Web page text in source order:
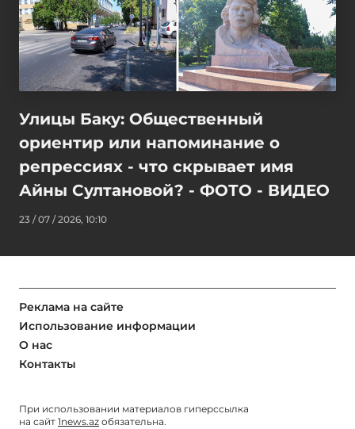
Улицы Баку: Общественный
ориентир или напоминание о
репрессиях - что скрывает имя
Айны Султановой? - ФОТО - ВИДЕО
23 / 07 / 2026, 10:10
Реклама на сайте
Использование информации
О нас
Контакты
При использовании материалов гиперссылка
на сайт 1news.az обязательна.